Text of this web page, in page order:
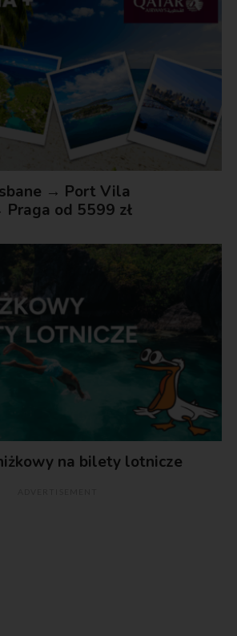
→ Port Vila
od 5599 zł
na bilety lotnicze